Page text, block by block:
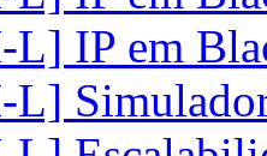
L] IP em
L]